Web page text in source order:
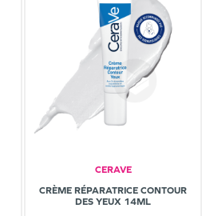
CERAVE
CRÈME RÉPARATRICE CONTOUR
DES YEUX 14ML